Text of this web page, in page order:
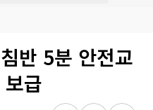
반 5분 안전교
급